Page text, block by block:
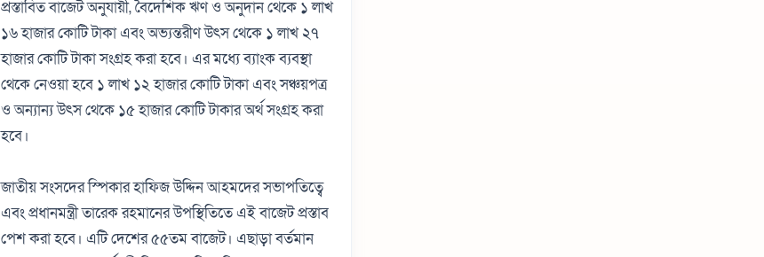
প্রস্তাবিত বাজেট অনুযায়ী, বৈদেশিক ঋণ ও অনুদান থেকে ১ লাখ
১৬ হাজার কোটি টাকা এবং অভ্যন্তরীণ উৎস থেকে ১ লাখ ২৭
হাজার কোটি টাকা সংগ্রহ করা হবে। এর মধ্যে ব্যাংক ব্যবস্থা
থেকে নেওয়া হবে ১ লাখ ১২ হাজার কোটি টাকা এবং সঞ্চয়পত্র
ও অন্যান্য উৎস থেকে ১৫ হাজার কোটি টাকার অর্থ সংগ্রহ করা
হবে।
জাতীয় সংসদের স্পিকার হাফিজ উদ্দিন আহমদের সভাপতিত্বে
এবং প্রধানমন্ত্রী তারেক রহমানের উপস্থিতিতে এই বাজেট প্রস্তাব
পেশ করা হবে। এটি দেশের ৫৫তম বাজেট। এছাড়া বর্তমান